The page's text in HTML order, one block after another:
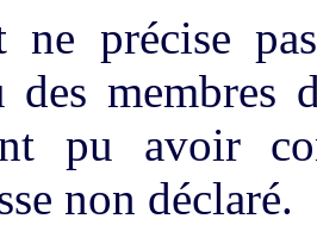
ne précise
des membres
pu avoir
non déclaré.